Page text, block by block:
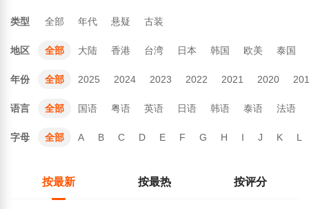
类型 全部 年代 悬疑 古装
地区 全部 大陆 香港 台湾 日本 韩国 欧美 泰国
年份 全部 2025 2024 2023 2022 2021 2020
语言 全部 国语 粤语 英语 日语 韩语 泰语 法语
字母 全部 A B C D E F G H I J K L
按最新 按最热 按评分